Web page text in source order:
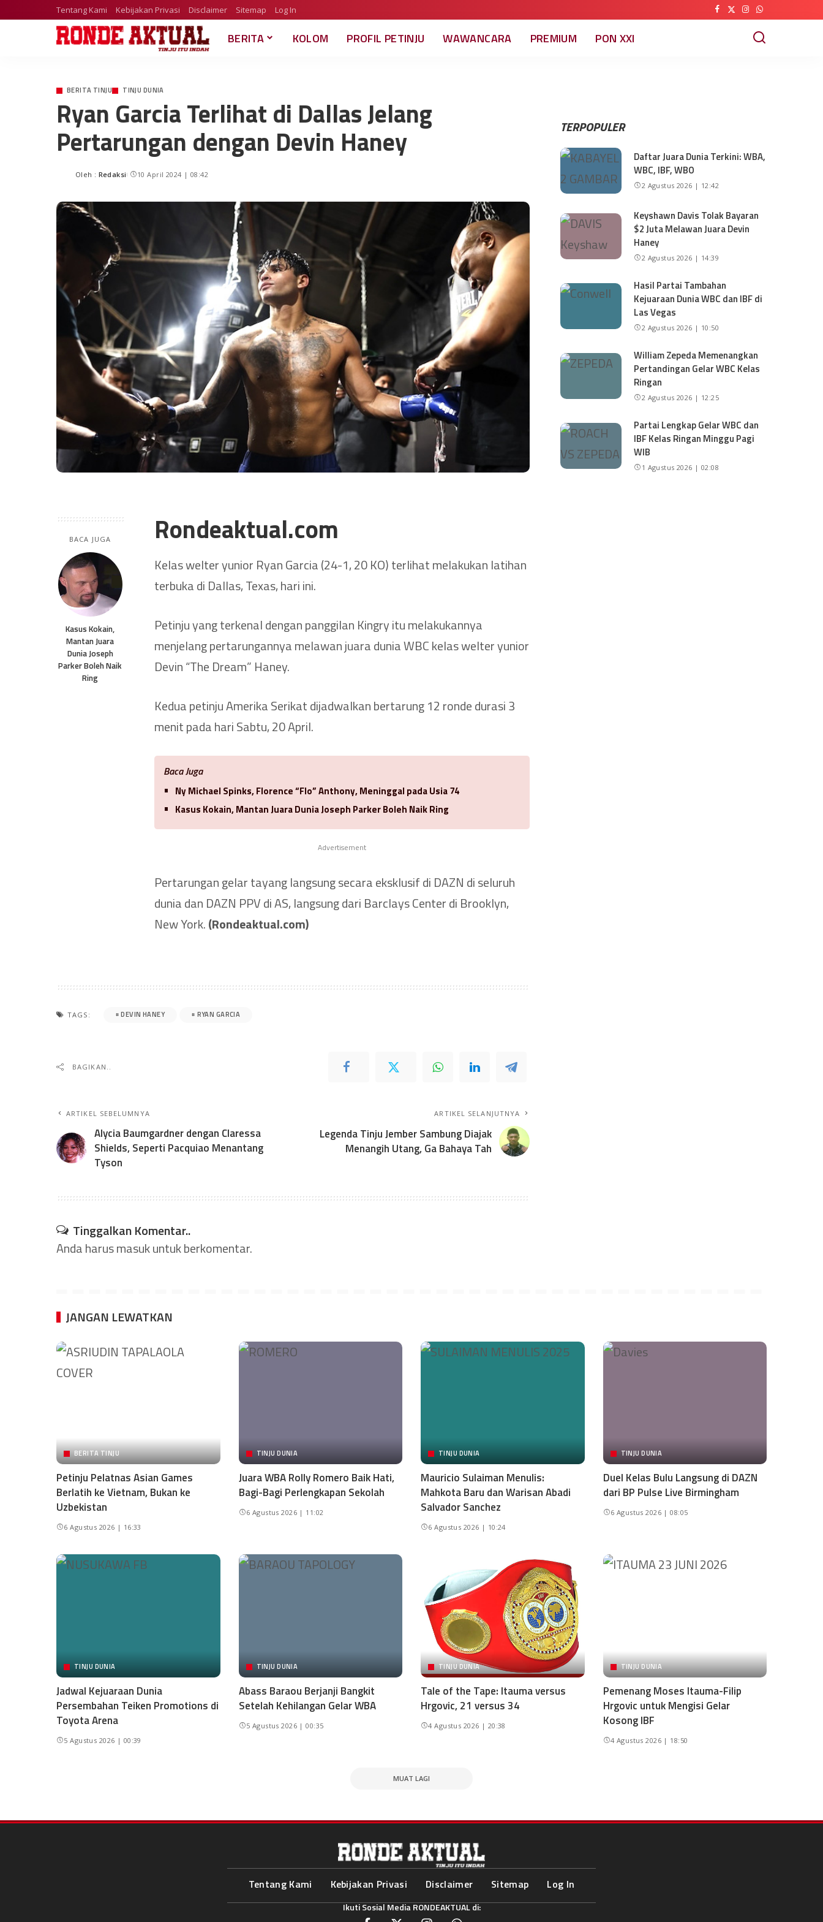
Tentang Kami Kebijakan Privasi Disclaimer Sitemap Log In
BERITA KOLOM PROFIL PETINJU WAWANCARA PREMIUM PON XXI
BERITA TINJU TINJU DUNIA
Ryan Garcia Terlihat di Dallas Jelang
Pertarungan dengan Devin Haney
Oleh : Redaksi 10 April 2024 | 08:42
BACA JUGA
Kasus Kokain,
Mantan Juara
Dunia Joseph
Parker Boleh Naik
Ring
Rondeaktual.com
Kelas welter yunior Ryan Garcia (24-1, 20 KO) terlihat melakukan latihan
terbuka di Dallas, Texas, hari ini.
Petinju yang terkenal dengan panggilan Kingry itu melakukannya
menjelang pertarungannya melawan juara dunia WBC kelas welter yunior
Devin “The Dream” Haney.
Kedua petinju Amerika Serikat dijadwalkan bertarung 12 ronde durasi 3
menit pada hari Sabtu, 20 April.
Baca Juga
Ny Michael Spinks, Florence “Flo” Anthony, Meninggal pada Usia 74
Kasus Kokain, Mantan Juara Dunia Joseph Parker Boleh Naik Ring
Advertisement
Pertarungan gelar tayang langsung secara eksklusif di DAZN di seluruh
dunia dan DAZN PPV di AS, langsung dari Barclays Center di Brooklyn,
New York.(Rondeaktual.com)
TAGS: DEVIN HANEY RYAN GARCIA
BAGIKAN..
ARTIKEL SEBELUMNYA
Alycia Baumgardner dengan Claressa
Shields, Seperti Pacquiao Menantang
Tyson
ARTIKEL SELANJUTNYA
Legenda Tinju Jember Sambung Diajak
Menangih Utang, Ga Bahaya Tah
Tinggalkan Komentar..
Anda harusmasukuntuk berkomentar.
TERPOPULER
Daftar Juara Dunia Terkini: WBA,
WBC, IBF, WBO
2 Agustus 2026 | 12:42
Keyshawn Davis Tolak Bayaran
$2 Juta Melawan Juara Devin
Haney
2 Agustus 2026 | 14:39
Hasil Partai Tambahan
Kejuaraan Dunia WBC dan IBF di
Las Vegas
2 Agustus 2026 | 10:50
William Zepeda Memenangkan
Pertandingan Gelar WBC Kelas
Ringan
2 Agustus 2026 | 12:25
Partai Lengkap Gelar WBC dan
IBF Kelas Ringan Minggu Pagi
WIB
1 Agustus 2026 | 02:08
JANGAN LEWATKAN
BERITA TINJU
Petinju Pelatnas Asian Games
Berlatih ke Vietnam, Bukan ke
Uzbekistan
6 Agustus 2026 | 16:33
TINJU DUNIA
Juara WBA Rolly Romero Baik Hati,
Bagi-Bagi Perlengkapan Sekolah
6 Agustus 2026 | 11:02
TINJU DUNIA
Mauricio Sulaiman Menulis:
Mahkota Baru dan Warisan Abadi
Salvador Sanchez
6 Agustus 2026 | 10:24
TINJU DUNIA
Duel Kelas Bulu Langsung di DAZN
dari BP Pulse Live Birmingham
6 Agustus 2026 | 08:05
TINJU DUNIA
Jadwal Kejuaraan Dunia
Persembahan Teiken Promotions di
Toyota Arena
5 Agustus 2026 | 00:39
TINJU DUNIA
Abass Baraou Berjanji Bangkit
Setelah Kehilangan Gelar WBA
5 Agustus 2026 | 00:35
TINJU DUNIA
Tale of the Tape: Itauma versus
Hrgovic, 21 versus 34
4 Agustus 2026 | 20:38
TINJU DUNIA
Pemenang Moses Itauma-Filip
Hrgovic untuk Mengisi Gelar
Kosong IBF
4 Agustus 2026 | 18:50
MUAT LAGI
Tentang Kami Kebijakan Privasi Disclaimer Sitemap Log In
Ikuti Sosial Media RONDEAKTUAL di: